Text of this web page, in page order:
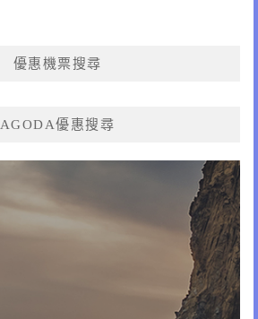
優惠機票搜尋
AGODA優惠搜尋